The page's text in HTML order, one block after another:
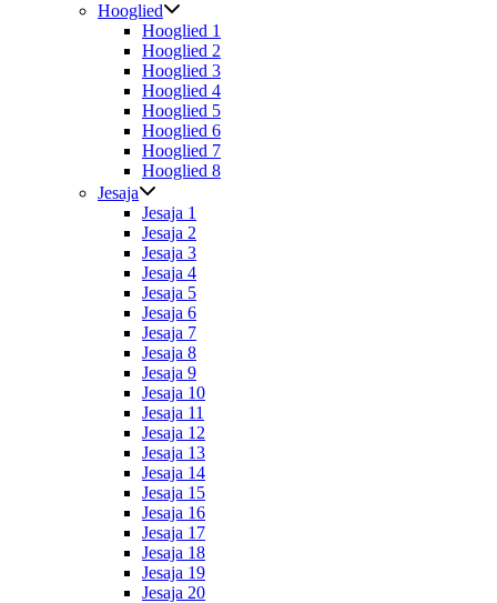
Hooglied
Hooglied 1
Hooglied 2
Hooglied 3
Hooglied 4
Hooglied 5
Hooglied 6
Hooglied 7
Hooglied 8
Jesaja
Jesaja 1
Jesaja 2
Jesaja 3
Jesaja 4
Jesaja 5
Jesaja 6
Jesaja 7
Jesaja 8
Jesaja 9
Jesaja 10
Jesaja 11
Jesaja 12
Jesaja 13
Jesaja 14
Jesaja 15
Jesaja 16
Jesaja 17
Jesaja 18
Jesaja 19
Jesaja 20